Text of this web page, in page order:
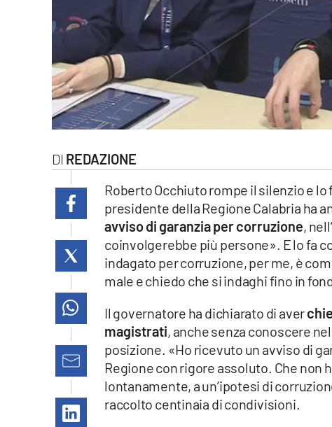
lacitymag.it
cosenzachannel.it
catanzarochannel.it
lacapitalenews.it
REDAZIONE
Roberto Occhiuto rompe il silenzio e
presidente della Regione Calabria ha
avviso di garanzia per corruzione,
coinvolgerebbe più persone». E lo fa
indagato per corruzione, per me, è
male e chiedo che si indaghi fino in
Il governatore ha dichiarato di aver
magistrati, anche senza conoscere
posizione. «Ho ricevuto un avviso di
Regione con rigore assoluto. Che non
lontanamente, a un’ipotesi di
raccolto centinaia di condivisioni.